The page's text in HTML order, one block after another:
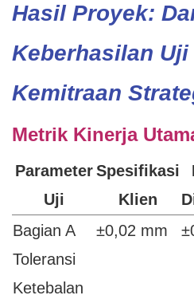
Hasil Proyek:
Keberhasilan
Kemitraan
Metrik Kinerja
Parameter
Uji
Spesifikasi
Klien
Bagian A
Toleransi
Ketebalan
±0,02 mm